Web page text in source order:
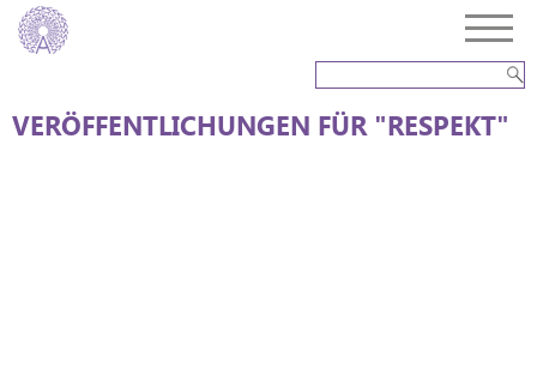
VERÖFFENTLICHUNGEN FÜR "RESPEKT"